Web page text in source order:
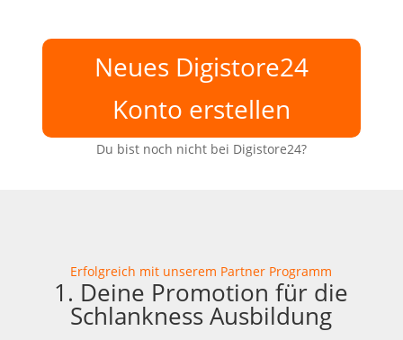
Neues Digistore24
Konto erstellen
Du bist noch nicht bei Digistore24?
Erfolgreich mit unserem Partner Programm
1. Deine Promotion für die
Schlankness Ausbildung